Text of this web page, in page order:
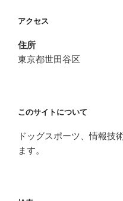
アクセス
住所
東京都世田谷区
このサイトについて
ドッグスポーツ、情報技
ます。